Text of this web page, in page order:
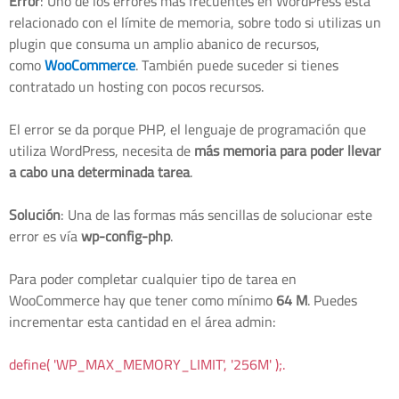
relacionado con el límite de memoria, sobre todo si utilizas un
plugin que consuma un amplio abanico de recursos,
comoWooCommerce. También puede suceder si tienes
contratado un hosting con pocos recursos.
El error se da porque PHP, el lenguaje de programación que
utiliza WordPress, necesita demás memoria para poder llevar
a cabo una determinada tarea.
Solución: Una de las formas más sencillas de solucionar este
error es víawp-config-php.
Para poder completar cualquier tipo de tarea en
WooCommerce hay que tener como mínimo64 M. Puedes
incrementar esta cantidad en el área admin:
define( 'WP_MAX_MEMORY_LIMIT', '256M' );.